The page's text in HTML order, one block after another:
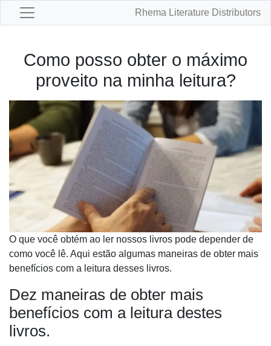
Rhema Literature Distributors
Como posso obter o máximo
proveito na minha leitura?
O que você obtém ao ler nossos livros pode depender de
como você lê. Aqui estão algumas maneiras de obter mais
benefícios com a leitura desses livros.
Dez maneiras de obter mais
benefícios com a leitura destes
livros.